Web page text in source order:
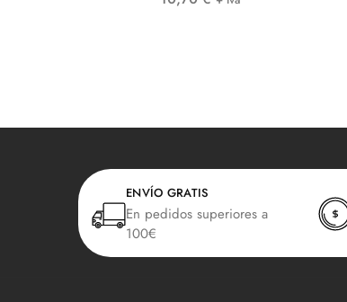
ENVÍO GRATIS
En pedidos superiores a
100€